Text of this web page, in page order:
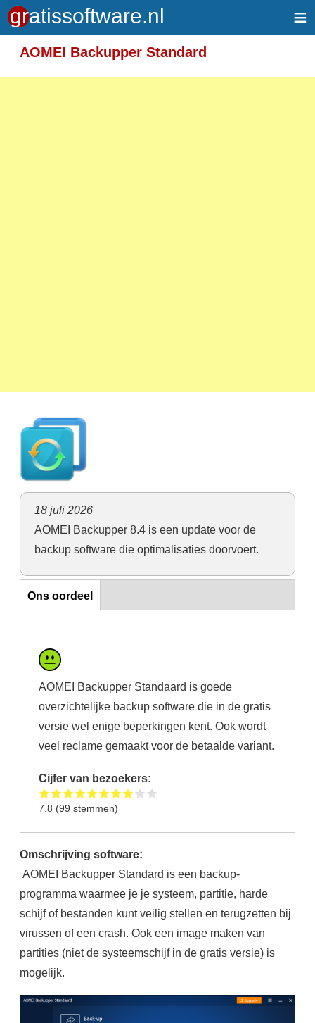
≡
AOMEI Backupper Standard
18 juli 2026
AOMEI Backupper 8.4 is een update voor de
backup software die optimalisaties doorvoert.
Ons oordeel
Ons oordeel
AOMEI Backupper Standaard is goede
overzichtelijke backup software die in de gratis
versie wel enige beperkingen kent. Ook wordt
veel reclame gemaakt voor de betaalde variant.
Cijfer van bezoekers:
7.8 (99 stemmen)
Omschrijving software:
AOMEI Backupper Standard is een backup-
programma waarmee je je systeem, partitie, harde
schijf of bestanden kunt veilig stellen en terugzetten bij
virussen of een crash. Ook een image maken van
partities (niet de systeemschijf in de gratis versie) is
mogelijk.